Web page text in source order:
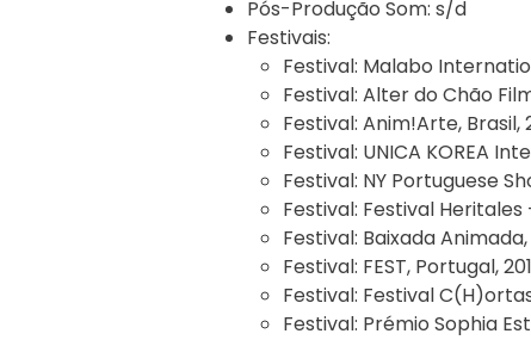
Pós-Produção Som: s/d
Festivais:
Festival: Malabo
Festival: Alter do Chão
Festival: Anim!Arte, Brasil,
Festival: UNICA KOREA
Festival: NY Portuguese
Festival: Festival Heritales
Festival: Baixada Animada,
Festival: FEST, Portugal,
Festival: Festival
Festival: Prémio Sophia